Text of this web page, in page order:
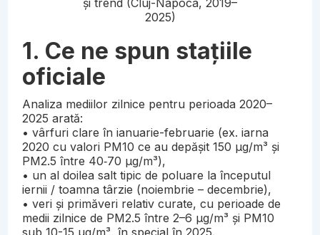
și trend (Cluj-Napoca, 2019–
2025)
1. Ce ne spun stațiile
oficiale
Analiza mediilor zilnice pentru perioada 2020–
2025 arată:
• vârfuri clare în ianuarie-februarie (ex. iarna
2020 cu valori PM10 ce au depășit 150 µg/m³ și
PM2.5 între 40‐70 µg/m³),
• un al doilea salt tipic de poluare la începutul
iernii / toamna târzie (noiembrie – decembrie),
• veri și primăveri relativ curate, cu perioade de
medii zilnice de PM2.5 între 2–6 µg/m³ și PM10
sub 10-15 µg/m³, în special în 2025.